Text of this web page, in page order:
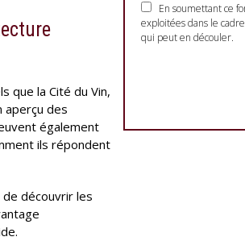
que la Cité du Vin,
aperçu des
également
ils répondent
découvrir les
En soumettant ce
exploitées dans le
qui peut en découler.